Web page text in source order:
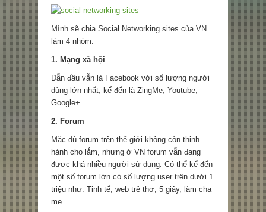
Mình sẽ chia Social Networking sites của VN
làm 4 nhóm:
1. Mạng xã hội
Dẫn đầu vẫn là Facebook với số lượng người
dùng lớn nhất, kế đến là ZingMe, Youtube,
Google+….
2. Forum
Mặc dù forum trên thế giới không còn thịnh
hành cho lắm, nhưng ở VN forum vẫn đang
được khá nhiều người sử dụng. Có thể kể đến
một số forum lớn có số lượng user trên dưới 1
triệu như: Tinh tế, web trẻ thơ, 5 giây, làm cha
mẹ…..